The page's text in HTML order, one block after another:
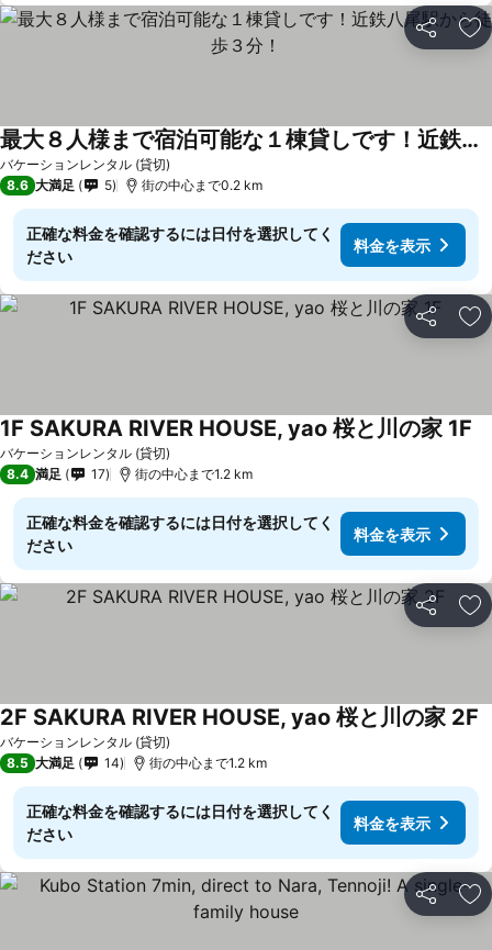
シェア お
バケーションレンタル (貸切)
最大８人様まで宿泊可能な１棟貸しです！近鉄八尾駅から徒歩３分！
8.6 大満足 5 街の中心まで0.2 km
正確な料金を確認するには日付を選択してく
ださい
料金を表示
シェア お
バケーションレンタル (貸切)
1F SAKURA RIVER HOUSE, yao 桜と川の家 1F
8.4 満足 17 街の中心まで1.2 km
正確な料金を確認するには日付を選択してく
ださい
料金を表示
シェア お
バケーションレンタル (貸切)
2F SAKURA RIVER HOUSE, yao 桜と川の家 2F
8.5 大満足 14 街の中心まで1.2 km
正確な料金を確認するには日付を選択してく
ださい
料金を表示
シェア お